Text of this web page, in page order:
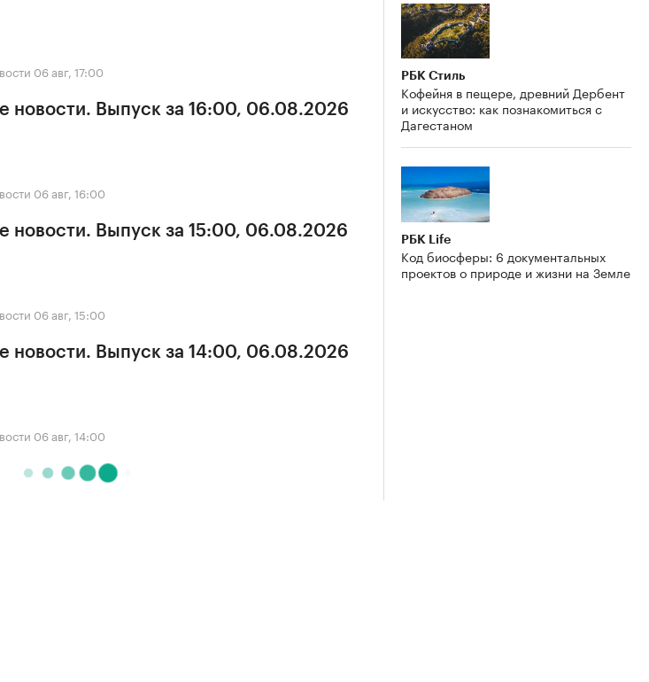
06 авг, 17:00
новости. Выпуск за 16:00, 06.08.2026
06 авг, 16:00
новости. Выпуск за 15:00, 06.08.2026
06 авг, 15:00
новости. Выпуск за 14:00, 06.08.2026
06 авг, 14:00
РБК Стиль
Кофейня в пещере, древний Дербент
и искусство: как познакомиться с
Дагестаном
РБК Life
Код биосферы: 6 документальных
проектов о природе и жизни на Земле